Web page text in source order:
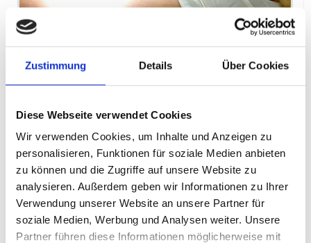
Zustimmung Details Über Cookies
Diese Webseite verwendet Cookies
Wir verwenden Cookies, um Inhalte und Anzeigen zu
personalisieren, Funktionen für soziale Medien anbieten
zu können und die Zugriffe auf unsere Website zu
analysieren. Außerdem geben wir Informationen zu Ihrer
Verwendung unserer Website an unsere Partner für
soziale Medien, Werbung und Analysen weiter. Unsere
Partner führen diese Informationen möglicherweise mit
Zahnmedizin in unserer Tierarztpraxis